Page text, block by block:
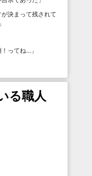
決まって残されて
」
！ってね… 」
る職人